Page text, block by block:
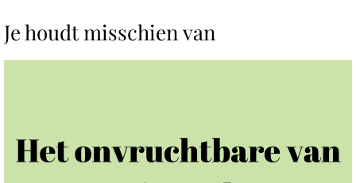
Je houdt misschien van